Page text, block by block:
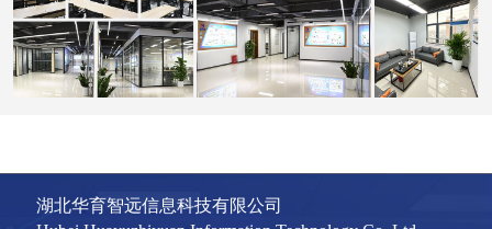
湖北华育智远信息科技有限公司